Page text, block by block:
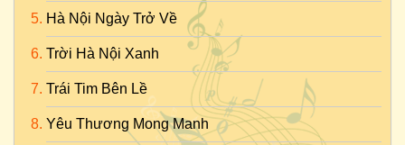
Hà Nội Ngày Trở Về
Trời Hà Nội Xanh
Trái Tim Bên Lề
Yêu Thương Mong Manh